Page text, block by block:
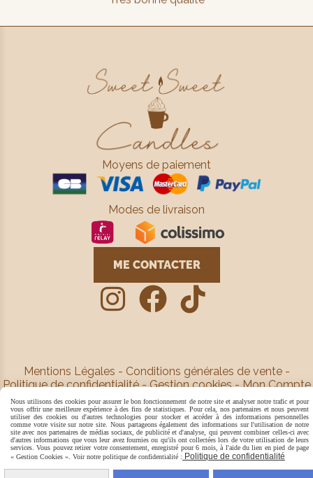
Moyens de paiement
Modes de livraison
ME CONTACTER
  
Mentions Légales
Conditions générales de vente
Politique de confidentialité
Gestion cookies Mon Compte
Créer un site
Nous utilisons des cookies pour assurer le bon fonctionnement de notre site et analyser notre trafic et pour
vous offrir une meilleure expérience à des fins de statistiques. Pour cela, nos partenaires et nous peuvent
utiliser des cookies ou d'autres technologies pour stocker et accéder à des informations personnelles
comme votre visite sur notre site. Nous partageons également des informations sur l'utilisation de notre
site avec nos partenaires de médias sociaux, de publicité et d'analyse, qui peuvent combiner celles-ci avec
d'autres informations que vous leur avez fournies ou qu'ils ont collectées lors de votre utilisation de leurs
services. Vous pouvez retirer votre consentement, enregistré pour 6 mois, à l'aide du lien en pied de page
« Gestion Cookies ». Voir notre politique de confidentialité : Politique de confidentialité